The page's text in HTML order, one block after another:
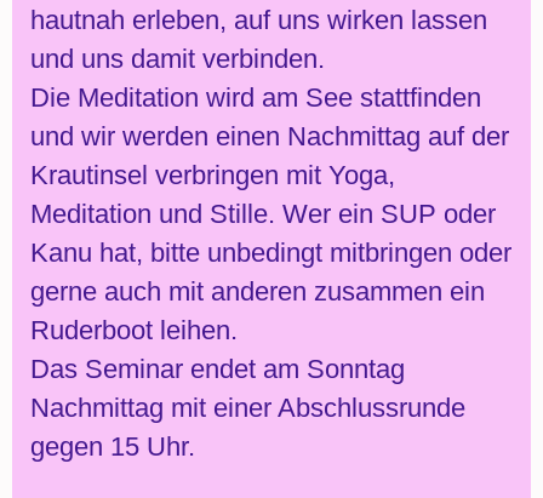
hautnah erleben, auf uns wirken lassen
und uns damit verbinden.
Die Meditation wird am See stattfinden
und wir werden einen Nachmittag auf der
Krautinsel verbringen mit Yoga,
Meditation und Stille. Wer ein SUP oder
Kanu hat, bitte unbedingt mitbringen oder
gerne auch mit anderen zusammen ein
Ruderboot leihen.
Das Seminar endet am Sonntag
Nachmittag mit einer Abschlussrunde
gegen 15 Uhr.